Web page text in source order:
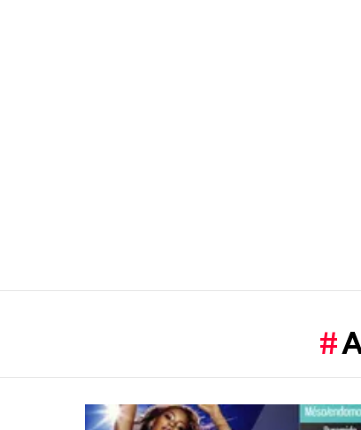
LATEST